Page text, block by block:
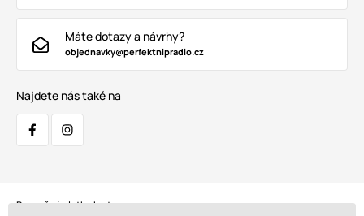
Máte dotazy a návrhy?
objednavky@perfektnipradlo.cz
Najdete nás také na
Bezpečná platba kartou: